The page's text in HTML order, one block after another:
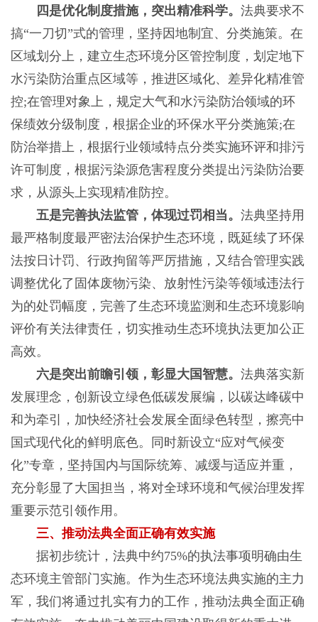
四是优化制度措施，突出精准科学。 法典要求不
搞“一刀切”式的管理，坚持因地制宜、分类施策。在
区域划分上，建立生态环境分区管控制度，划定地下
水污染防治重点区域等，推进区域化、差异化精准管
控;在管理对象上，规定大气和水污染防治领域的环
保绩效分级制度，根据企业的环保水平分类施策;在
防治举措上，根据行业领域特点分类实施环评和排污
许可制度，根据污染源危害程度分类提出污染防治要
求，从源头上实现精准防控。
五是完善执法监管，体现过罚相当。 法典坚持用
最严格制度最严密法治保护生态环境，既延续了环保
法按日计罚、行政拘留等严厉措施，又结合管理实践
调整优化了固体废物污染、放射性污染等领域违法行
为的处罚幅度，完善了生态环境监测和生态环境影响
评价有关法律责任，切实推动生态环境执法更加公正
高效。
六是突出前瞻引领，彰显大国智慧。 法典落实新
发展理念，创新设立绿色低碳发展编，以碳达峰碳中
和为牵引，加快经济社会发展全面绿色转型，擦亮中
国式现代化的鲜明底色。同时新设立“应对气候变
化”专章，坚持国内与国际统筹、减缓与适应并重，
充分彰显了大国担当，将对全球环境和气候治理发挥
重要示范引领作用。
三、推动法典全面正确有效实施
据初步统计，法典中约75%的执法事项明确由生
态环境主管部门实施。作为生态环境法典实施的主力
军，我们将通过扎实有力的工作，推动法典全面正确